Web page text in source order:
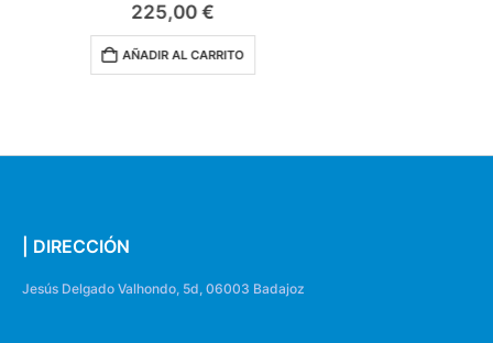
105,00
AÑADIR AL CARRITO
| DIRECCIÓN
Jesús Delgado Valhondo, 5d, 06003 Badajoz